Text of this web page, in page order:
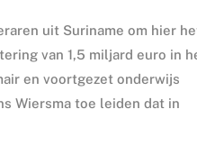
uit Suriname om hier
van 1,5 miljard euro in
en voortgezet onderwijs
Wiersma toe leiden dat in